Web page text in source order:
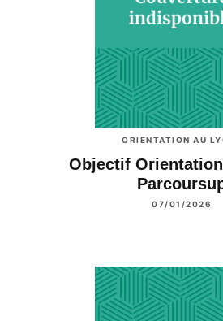
ORIENTATION AU
Objectif Orientation
07/01/2026